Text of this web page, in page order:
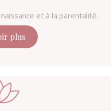
et à la parentalité.
plus